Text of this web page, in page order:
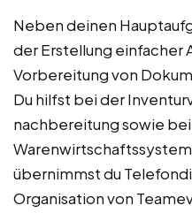
Neben deinen
der Erstellung einfacher
Vorbereitung von
Du hilfst bei der
nachbereitung sowie
übernimmst du
Organisation von